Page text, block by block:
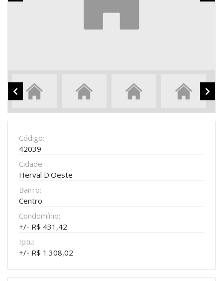
Código:
42039
Cidade:
Herval D'Oeste
Bairro:
Centro
Condomínio:
+/- R$ 431,42
Iptu:
+/- R$ 1.308,02